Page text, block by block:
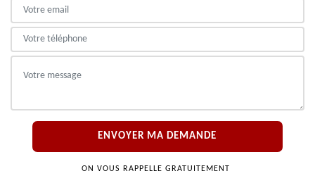
ON VOUS RAPPELLE GRATUITEMENT